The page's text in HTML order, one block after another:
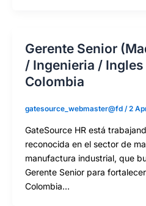
Gerente Senior
/ Ingenieria / Ingles
Colombia
gatesource_webmaster@fd /2
GateSource HR está
reconocida en el sector de
manufactura industrial, que
Gerente Senior para
Colombia…